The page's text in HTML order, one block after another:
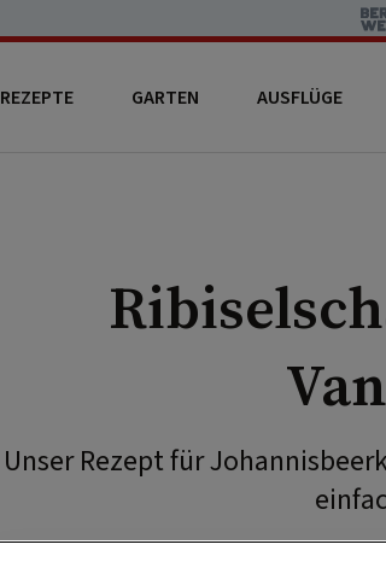
REZEPTE GARTEN AUSFLÜGE
Unser Rezept für